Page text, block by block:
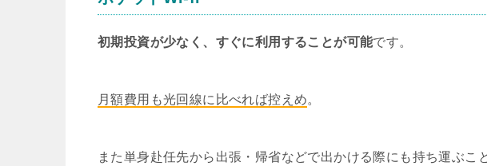
初期投資が少なく、すぐに利用することが可能です。
月額費用も光回線に比べれば控えめ。
また単身赴任先から出張・帰省などで出かける際にも持ち運ぶこ